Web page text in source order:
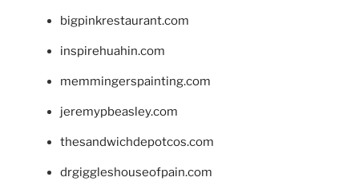
bigpinkrestaurant.com
inspirehuahin.com
memmingerspainting.com
jeremypbeasley.com
thesandwichdepotcos.com
drgiggleshouseofpain.com